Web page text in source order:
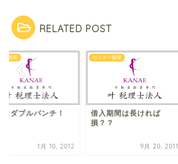
RELATED POST
ー情報
はダ​ブルパンチ！
1月 10, 2012
セミナー情報
借入期間は長け​れば
損？？
9月 20, 2011